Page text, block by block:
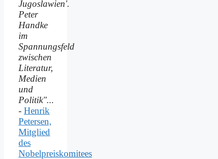
Jugoslawien'.
Peter
Handke
im
Spannungsfeld
zwischen
Literatur,
Medien
und
Politik"...
- Henrik
Petersen,
Mitglied
des
Nobelpreiskomitees